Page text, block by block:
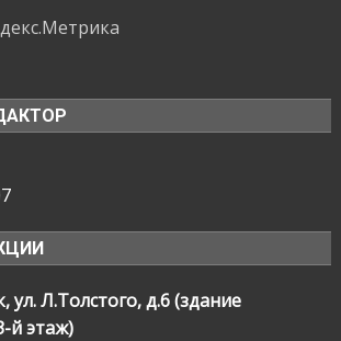
ул. Л.Толстого, д.6 (здание
й этаж)